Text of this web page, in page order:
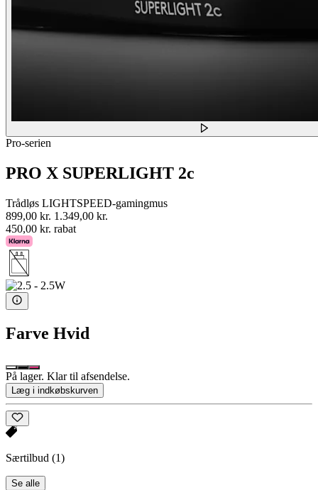
Pro-serien
PRO X SUPERLIGHT 2c
Trådløs LIGHTSPEED-gamingmus
899,00 kr. 1.349,00 kr.
450,00 kr. rabat
Farve Hvid
På lager. Klar til afsendelse.
Læg i indkøbskurven
Særtilbud (1)
Se alle